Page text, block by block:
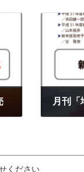
月刊「
ください